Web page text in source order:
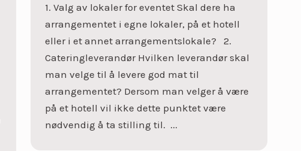
1. Valg av lokaler for eventet Skal dere ha
arrangementet i egne lokaler, på et hotell
eller i et annet arrangementslokale? 2.
Cateringleverandør Hvilken leverandør skal
man velge til å levere god mat til
arrangementet? Dersom man velger å være
på et hotell vil ikke dette punktet være
nødvendig å ta stilling til. ...